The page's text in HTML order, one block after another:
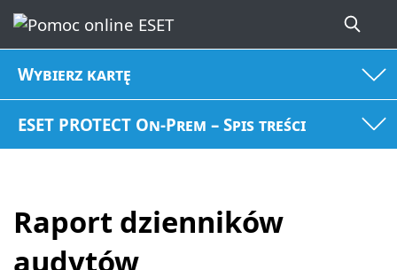
Wybierz kartę
ESET PROTECT On-Prem – Spis treści
Raport dzienników
audytów